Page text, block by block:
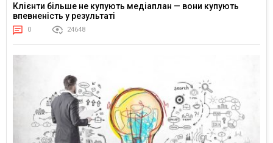
Клієнти більше не купують медіаплан — вони купують
впевненість у результаті
0 24648